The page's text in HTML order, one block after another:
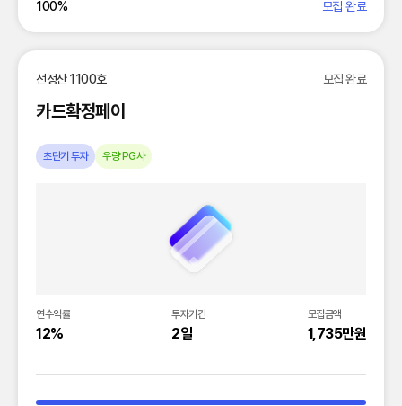
100% 모집 완료
선정산 1100호 모집 완료
카드확정페이
초단기 투자 우량 PG사
연수익률
12%
투자기간
2일
모집금액
1,735만원